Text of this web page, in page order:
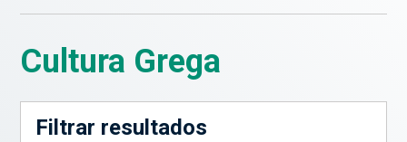
Cultura Grega
Filtrar resultados